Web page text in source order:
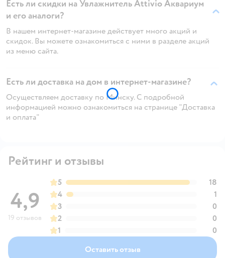
Есть ли скидки на Увлажнитель Attivio Аквариум
и его аналоги?
В нашем интернет-магазине действует много акций и
скидок. Вы можете ознакомиться с ними в разделе акций
из меню сайта.
Есть ли доставка на дом в интернет-магазине?
Осуществляем доставку по Минску. С подробной
информацией можно ознакомиться на странице "Доставка
и оплата"
Рейтинг и отзывы
4,9
19 отзывов
5
18
4
1
3
0
2
0
1
0
Оставить отзыв